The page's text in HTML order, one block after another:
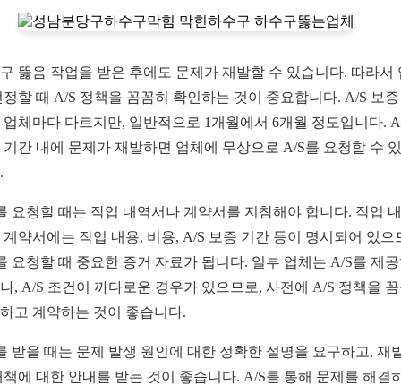
뚫음 작업을 받은 후에도 문제가 재발할 수 있습니다. 따라서
정할 때 A/S 정책을 꼼꼼히 확인하는 것이 중요합니다. A/S 보
업체마다 다르지만, 일반적으로 1개월에서 6개월 정도입니다.
기간 내에 문제가 재발하면 업체에 무상으로 A/S를 요청할 수
요청할 때는 작업 내역서나 계약서를 지참해야 합니다. 작업
계약서에는 작업 내용, 비용, A/S 보증 기간 등이 명시되어 있으
요청할 때 중요한 증거 자료가 됩니다. 일부 업체는 A/S를 제
, A/S 조건이 까다로운 경우가 있으므로, 사전에 A/S 정책을
고 계약하는 것이 좋습니다.
받을 때는 문제 발생 원인에 대한 정확한 설명을 요구하고, 재
책에 대한 안내를 받는 것이 좋습니다. A/S를 통해 문제를 해결